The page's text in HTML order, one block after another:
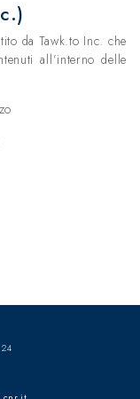
da Tawk.to Inc. che
all’interno delle